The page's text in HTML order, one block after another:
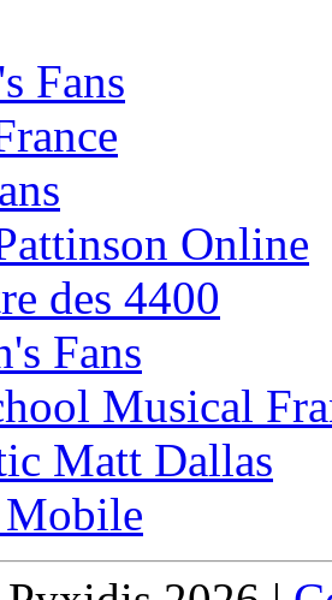
Fans
Online
des 4400
Fans
Musical
Matt Dallas